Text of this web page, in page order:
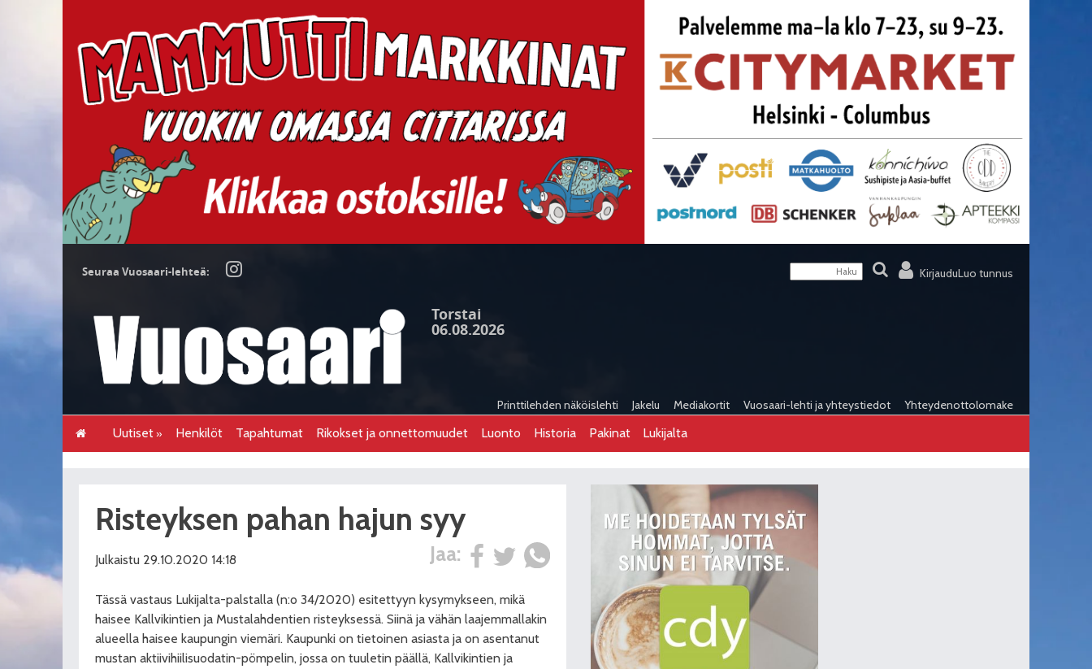
KirjauduLuo tunnus
Seuraa Vuosaari-lehteä:
Torstai
06.08.2026
Printtilehden näköislehti Jakelu Mediakortit Vuosaari-lehti ja yhteystiedot Yhteydenottolomake
Uutiset Henkilöt Tapahtumat Rikokset ja onnettomuudet Luonto Historia Pakinat Lukijalta
Risteyksen pahan hajun syy
Jaa:
Julkaistu 29.10.2020 14:18
Tässä vastaus Lukijalta-palstalla (n:o 34/2020) esitettyyn kysymykseen, mikä
haisee Kallvikintien ja Mustalahdentien risteyksessä. Siinä ja vähän laajemmallakin
alueella haisee kaupungin viemäri. Kaupunki on tietoinen asiasta ja on asentanut
mustan aktiivihiilisuodatin-pömpelin, jossa on tuuletin päällä, Kallvikintien ja